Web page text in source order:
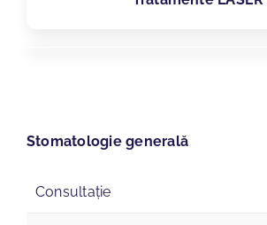
Stomatologie generală
Consultație